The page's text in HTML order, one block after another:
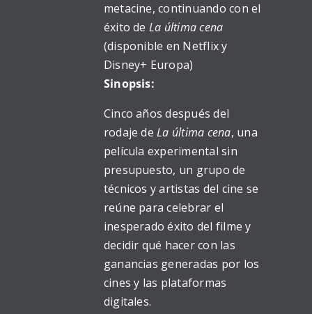
metacine, continuando con el
éxito de La última cena
(disponible en Netflix y
Disney+ Europa)
Sinopsis:
Cinco años después del
rodaje deLa última cena, una
película experimental sin
presupuesto, un grupo de
técnicos y artistas del cine se
reúne para celebrar el
inesperado éxito del filme y
decidir qué hacer con las
ganancias generadas por los
cines y las plataformas
digitales.